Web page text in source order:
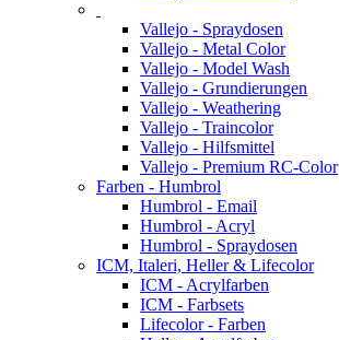
Vallejo - Spraydosen
Vallejo - Metal Color
Vallejo - Model Wash
Vallejo - Grundierungen
Vallejo - Weathering
Vallejo - Traincolor
Vallejo - Hilfsmittel
Vallejo - Premium RC-Color
Farben - Humbrol
Humbrol - Email
Humbrol - Acryl
Humbrol - Spraydosen
ICM, Italeri, Heller & Lifecolor
ICM - Acrylfarben
ICM - Farbsets
Lifecolor - Farben